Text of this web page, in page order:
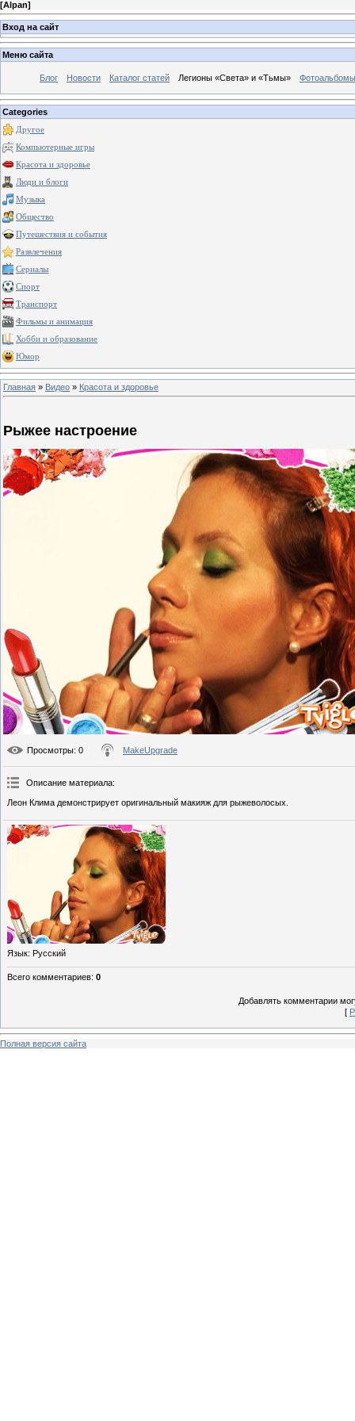
[Alpan]
Вход на сайт
Меню сайта
Блог Новости Каталог статей Легионы «Света» и «Тьмы» Фотоальбомы
Categories
Другое
Компьютерные игры
Красота и здоровье
Люди и блоги
Музыка
Общество
Путешествия и события
Развлечения
Сериалы
Спорт
Транспорт
Фильмы и анимация
Хобби и образование
Юмор
Главная » Видео » Красота и здоровье
Рыжее настроение
Просмотры: 0 MakeUpgrade
Описание материала:
Леон Клима демонстрирует оригинальный макияж для рыжеволосых.
Язык: Русский
Всего комментариев: 0
Добавлять комментарии
[
Полная версия сайта